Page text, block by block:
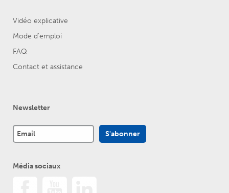
Vidéo explicative
Mode d'emploi
FAQ
Contact et assistance
Newsletter
Média sociaux